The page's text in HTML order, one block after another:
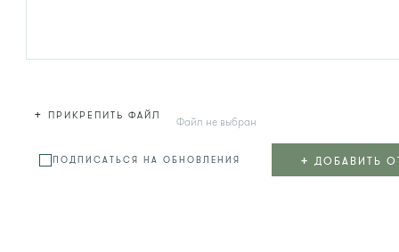
+ ПРИКРЕПИТЬ ФАЙЛ Файл не выбран
ПОДПИСАТЬСЯ НА ОБНОВЛЕНИЯ + ДОБАВИТЬ